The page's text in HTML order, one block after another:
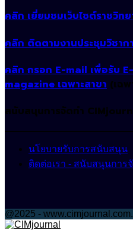
คลิก เยี่ยมชมเว็บไซต์ราชวิ
คลิก ติดตามงานประชุมวิชาก
คลิก กรอก E-mail เพื่อรับ
magazine เฉพาะสาขา (เฉ
สนับสนุนการจัดทำ
นโยบายรับการสนับสนุน
ติดต่อเรา - สนับสนุนการ
@2025 -